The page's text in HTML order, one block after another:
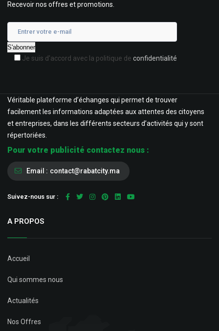
Recevoir nos offres et promotions.
Je suis d'accord avec la politique de confidentialité
Véritable plateforme d’échanges qui permet de trouver
facilement les informations adaptées aux attentes des citoyens
et entreprises, dans les différents secteurs d’activités qui y sont
répertoriées.
Pour votre publicité contactez nous :
Email : contact@rabatcity.ma
Suivez-nous sur :
A PROPOS
Accueil
Qui sommes nous
Actualités
Nos Offres